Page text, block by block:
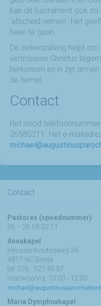
kan dit Sacrament ook zo
'afscheid nemen.' Het
heen te gaan.
De ziekenzalving helpt
vertrouwen Christus
herkennen en in zijn
de hemel.
Contact
Het nood
26580211. Het e-
Contact
Pastores (spoednummer)
06 – 26 58 02 11
Annakapel
Heusdenhoutseweg 34
4817 NC Breda
tel: 076 - 521 90 87
ma/woe/vrij: 10:00 - 12:00
Maria Dymphnakapel